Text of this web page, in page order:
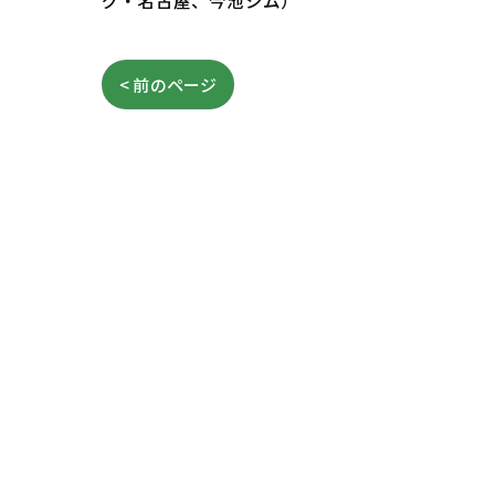
< 前のページ